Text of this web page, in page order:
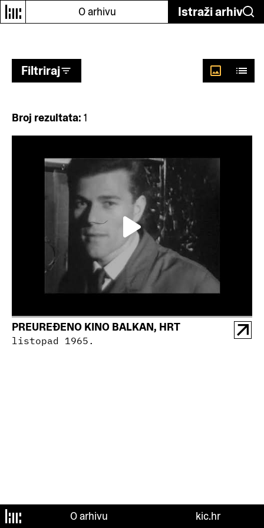
O arhivu Istraži arhiv
Filtriraj
Broj rezultata: 1
PREUREĐENO KINO BALKAN, HRT
listopad 1965.
O arhivu kic.hr